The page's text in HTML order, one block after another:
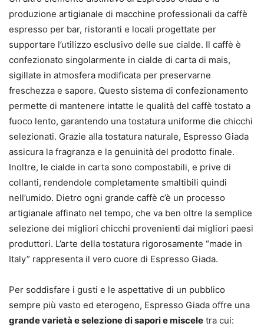
produzione artigianale di macchine professionali da caffè
espresso per bar, ristoranti e locali progettate per
supportare l’utilizzo esclusivo delle sue cialde. Il caffè è
confezionato singolarmente in cialde di carta di mais,
sigillate in atmosfera modificata per preservarne
freschezza e sapore. Questo sistema di confezionamento
permette di mantenere intatte le qualità del caffè tostato a
fuoco lento, garantendo una tostatura uniforme die chicchi
selezionati. Grazie alla tostatura naturale, Espresso Giada
assicura la fragranza e la genuinità del prodotto finale.
Inoltre, le cialde in carta sono compostabili, e prive di
collanti, rendendole completamente smaltibili quindi
nell’umido. Dietro ogni grande caffè c’è un processo
artigianale affinato nel tempo, che va ben oltre la semplice
selezione dei migliori chicchi provenienti dai migliori paesi
produttori. L’arte della tostatura rigorosamente “made in
Italy” rappresenta il vero cuore di Espresso Giada.
Per soddisfare i gusti e le aspettative di un pubblico
sempre più vasto ed eterogeno, Espresso Giada offre una
grande varietà e selezione di sapori e miscele tra cui: